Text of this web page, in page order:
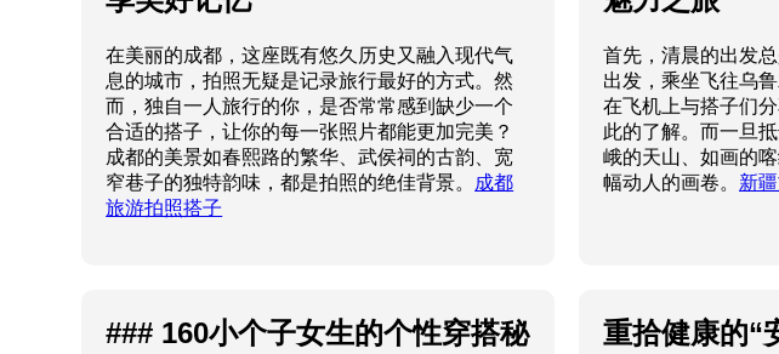
在美丽的成都，这座既有悠久历史又融入现代气
息的城市，拍照无疑是记录旅行最好的方式。然
而，独自一人旅行的你，是否常常感到缺少一个
合适的搭子，让你的每一张照片都能更加完美？
成都的美景如春熙路的繁华、武侯祠的古韵、宽
窄巷子的独特韵味，都是拍照的绝佳背景。
成都
旅游拍照搭子
首先，清晨的出发
出发，乘坐飞往乌
在飞机上与搭子们
此的了解。而一旦
峨的天山、如画的
幅动人的画卷。 新
### 160小个子女生的个性穿搭秘
重拾健康的“